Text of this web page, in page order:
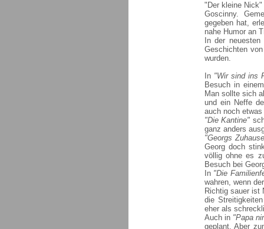
"Der kleine
Goscinny.
gegeben hat,
nahe Humor an
In der
Geschichten
wurden.
In "Wir sind ins
Besuch in
Man sollte sich
und ein Neffe
auch noch
"Die Kantine"
ganz anders
"Georgs
Georg doch
völlig ohne es
Besuch bei
In "Die
wahren, wenn
Richtig sauer ist
die
eher als
Auch in "Papa
geplant. Aber